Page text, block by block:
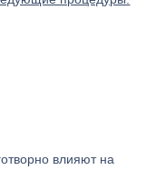
влияют на